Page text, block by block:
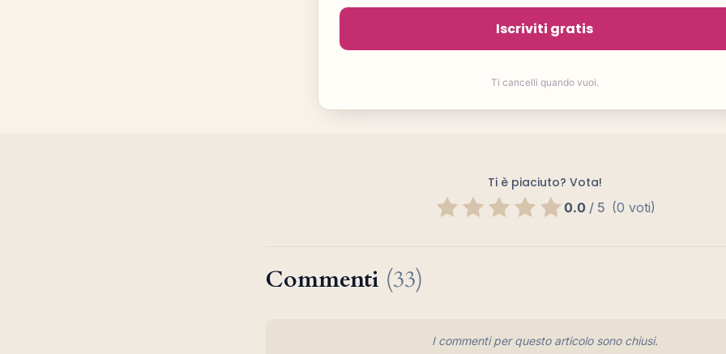
Iscriviti gratis
Ti cancelli quando vuoi.
Ti è piaciuto? Vota!
0.0 / 5 (0 voti)
Commenti (33)
I commenti per questo articolo sono chiusi.